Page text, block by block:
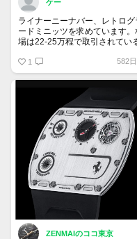
ケー
ライナーニーナバー、レトログ
ードミニッツを求めています。
場は22-25万程で取引されてい
ですが、自分自身一目惚れして
るため、35万でいかがでしょう
ご連絡お待ちしております。
1 582
ZENMAIのココ東京